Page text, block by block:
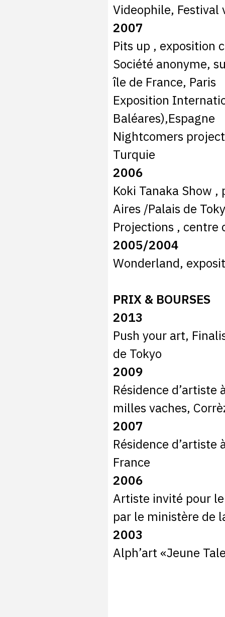
Videophile, Festival
2007
Pits up , exposition
Société anonyme,
île de France, Paris
Exposition
Baléares),Espagne
Nightcomers
Turquie
2006
Koki Tanaka Show
Aires /Palais de
Projections , centre
2005/2004
Wonderland,
PRIX & BOURSES
2013
Push your art,
de Tokyo
2009
Résidence
milles vaches,
2007
Résidence
France
2006
Artiste invité pour
par le ministère de
2003
Alph’art «Jeune